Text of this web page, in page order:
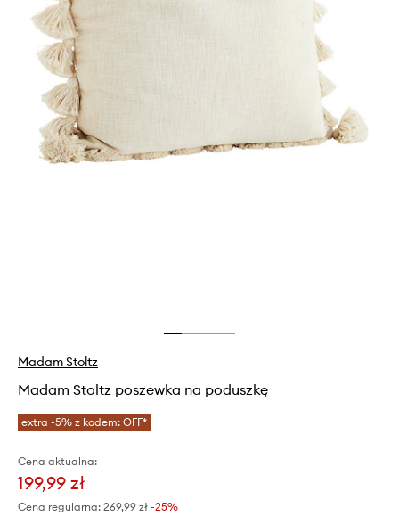
Madam Stoltz
Madam Stoltz poszewka na poduszkę
extra -5% z kodem: OFF*
Cena aktualna:
199,99 zł
Cena regularna: 269,99 zł -25%